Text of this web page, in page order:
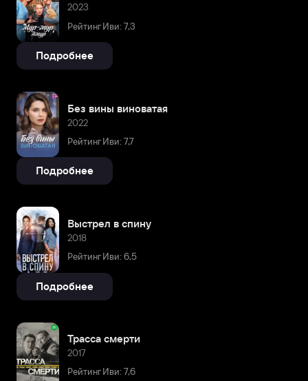
2023
Рейтинг Иви: 7,3
Подробнее
Без вины виноватая
2022
Рейтинг Иви: 7,7
Подробнее
Выстрел в спину
2018
Рейтинг Иви: 6,5
Подробнее
Трасса смерти
2017
Рейтинг Иви: 7,6